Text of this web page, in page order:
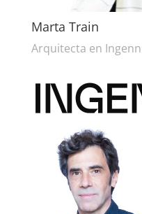
Marta Train
Arquitecta en